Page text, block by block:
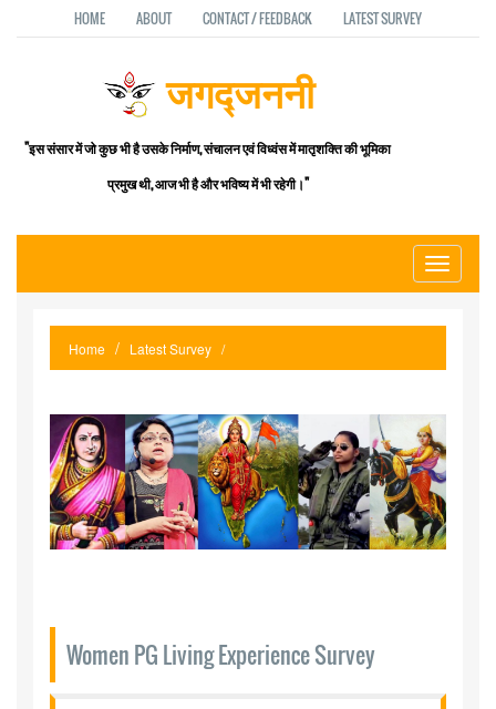
HOME ABOUT CONTACT / FEEDBACK LATEST SURVEY
जगद्जननी
"इस संसार में जो कुछ भी है उसके निर्माण, संचालन एवं विध्वंस में मातृशक्ति की भूमिका
प्रमुख थी, आज भी है और भविष्य में भी रहेगी।"
Toggle
Home Latest Survey
Women PG Living Experience Survey